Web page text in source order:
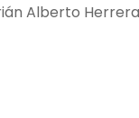
Alberto